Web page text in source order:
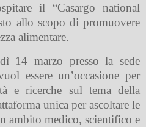
il “Casargo national
allo scopo di promuovere
alimentare.
14 marzo presso la sede
essere un’occasione per
e ricerche sul tema della
unica per ascoltare le
ambito medico, scientifico e